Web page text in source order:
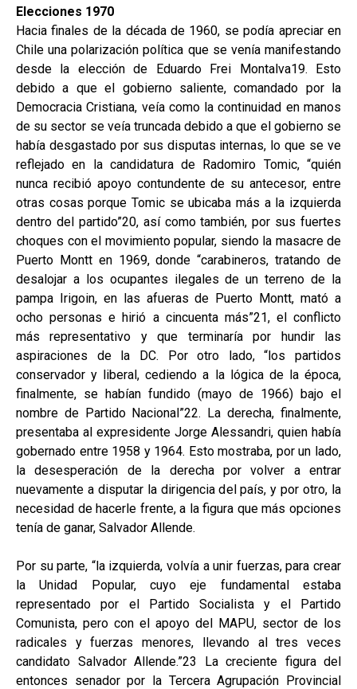
Elecciones 1970
Hacia finales de la década de 1960, se podía apreciar en
Chile una polarización política que se venía manifestando
desde la elección de Eduardo Frei Montalva19. Esto
debido a que el gobierno saliente, comandado por la
Democracia Cristiana, veía como la continuidad en manos
de su sector se veía truncada debido a que el gobierno se
había desgastado por sus disputas internas, lo que se ve
reflejado en la candidatura de Radomiro Tomic, “quién
nunca recibió apoyo contundente de su antecesor, entre
otras cosas porque Tomic se ubicaba más a la izquierda
dentro del partido”20, así como también, por sus fuertes
choques con el movimiento popular, siendo la masacre de
Puerto Montt en 1969, donde “carabineros, tratando de
desalojar a los ocupantes ilegales de un terreno de la
pampa Irigoin, en las afueras de Puerto Montt, mató a
ocho personas e hirió a cincuenta más”21, el conflicto
más representativo y que terminaría por hundir las
aspiraciones de la DC. Por otro lado, “los partidos
conservador y liberal, cediendo a la lógica de la época,
finalmente, se habían fundido (mayo de 1966) bajo el
nombre de Partido Nacional”22. La derecha, finalmente,
presentaba al expresidente Jorge Alessandri, quien había
gobernado entre 1958 y 1964. Esto mostraba, por un lado,
la desesperación de la derecha por volver a entrar
nuevamente a disputar la dirigencia del país, y por otro, la
necesidad de hacerle frente, a la figura que más opciones
tenía de ganar, Salvador Allende.
Por su parte, “la izquierda, volvía a unir fuerzas, para crear
la Unidad Popular, cuyo eje fundamental estaba
representado por el Partido Socialista y el Partido
Comunista, pero con el apoyo del MAPU, sector de los
radicales y fuerzas menores, llevando al tres veces
candidato Salvador Allende.”23 La creciente figura del
entonces senador por la Tercera Agrupación Provincial